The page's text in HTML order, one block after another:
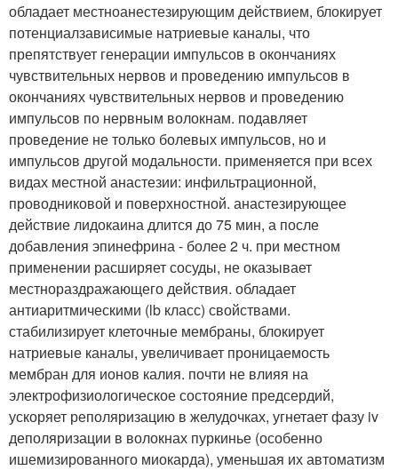
обладает местноанестезирующим действием, блокирует
потенциалзависимые натриевые каналы, что
препятствует генерации импульсов в окончаниях
чувствительных нервов и проведению импульсов в
окончаниях чувствительных нервов и проведению
импульсов по нервным волокнам. подавляет
проведение не только болевых импульсов, но и
импульсов другой модальности. применяется при всех
видах местной анастезии: инфильтрационной,
проводниковой и поверхностной. анастезирующее
действие лидокаина длится до 75 мин, а после
добавления эпинефрина - более 2 ч. при местном
применении расширяет сосуды, не оказывает
местнораздражающего действия. обладает
антиаритмическими (lb класс) свойствами.
стабилизирует клеточные мембраны, блокирует
натриевые каналы, увеличивает проницаемость
мембран для ионов калия. почти не влияя на
электрофизиологическое состояние предсердий,
ускоряет реполяризацию в желудочках, угнетает фазу iv
деполяризации в волокнах пуркинье (особенно
ишемизированного миокарда), уменьшая их автоматизм